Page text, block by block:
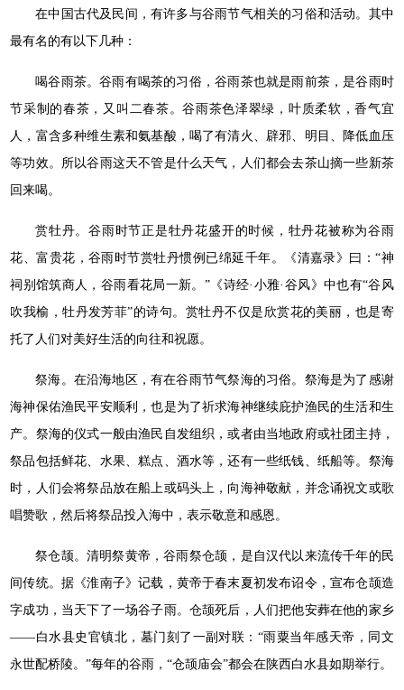
在中国古代及民间，有许多与谷雨节气相关的习俗和活动。其中
最有名的有以下几种：
喝谷雨茶。谷雨有喝茶的习俗，谷雨茶也就是雨前茶，是谷雨时
节采制的春茶，又叫二春茶。谷雨茶色泽翠绿，叶质柔软，香气宜
人，富含多种维生素和氨基酸，喝了有清火、辟邪、明目、降低血压
等功效。所以谷雨这天不管是什么天气，人们都会去茶山摘一些新茶
回来喝。
赏牡丹。谷雨时节正是牡丹花盛开的时候，牡丹花被称为谷雨
花、富贵花，谷雨时节赏牡丹惯例已绵延千年。《清嘉录》曰：“神
祠别馆筑商人，谷雨看花局一新。”《诗经·小雅·谷风》中也有“谷风
吹我榆，牡丹发芳菲”的诗句。赏牡丹不仅是欣赏花的美丽，也是寄
托了人们对美好生活的向往和祝愿。
祭海。在沿海地区，有在谷雨节气祭海的习俗。祭海是为了感谢
海神保佑渔民平安顺利，也是为了祈求海神继续庇护渔民的生活和生
产。祭海的仪式一般由渔民自发组织，或者由当地政府或社团主持，
祭品包括鲜花、水果、糕点、酒水等，还有一些纸钱、纸船等。祭海
时，人们会将祭品放在船上或码头上，向海神敬献，并念诵祝文或歌
唱赞歌，然后将祭品投入海中，表示敬意和感恩。
祭仓颉。清明祭黄帝，谷雨祭仓颉，是自汉代以来流传千年的民
间传统。据《淮南子》记载，黄帝于春末夏初发布诏令，宣布仓颉造
字成功，当天下了一场谷子雨。仓颉死后，人们把他安葬在他的家乡
——白水县史官镇北，墓门刻了一副对联：“雨粟当年感天帝，同文
永世配桥陵。”每年的谷雨，“仓颉庙会”都会在陕西白水县如期举行。